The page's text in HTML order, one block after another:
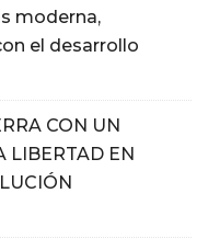
moderna,
el desarrollo
CON UN
LIBERTAD EN